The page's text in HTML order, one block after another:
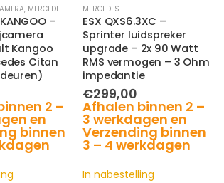
, MERCEDES RENAULT
–
Kangoo
Citan
2 –
en
binnen
MERCEDES
ESX QXS6.3XC –
Sprinter luidspreker
upgrade – 2x 90 Watt
RMS vermogen – 3 Ohm
impedantie
€299,00
Afhalen binnen 2 –
3 werkdagen en
Verzending binnen
3 – 4 werkdagen
In nabestelling